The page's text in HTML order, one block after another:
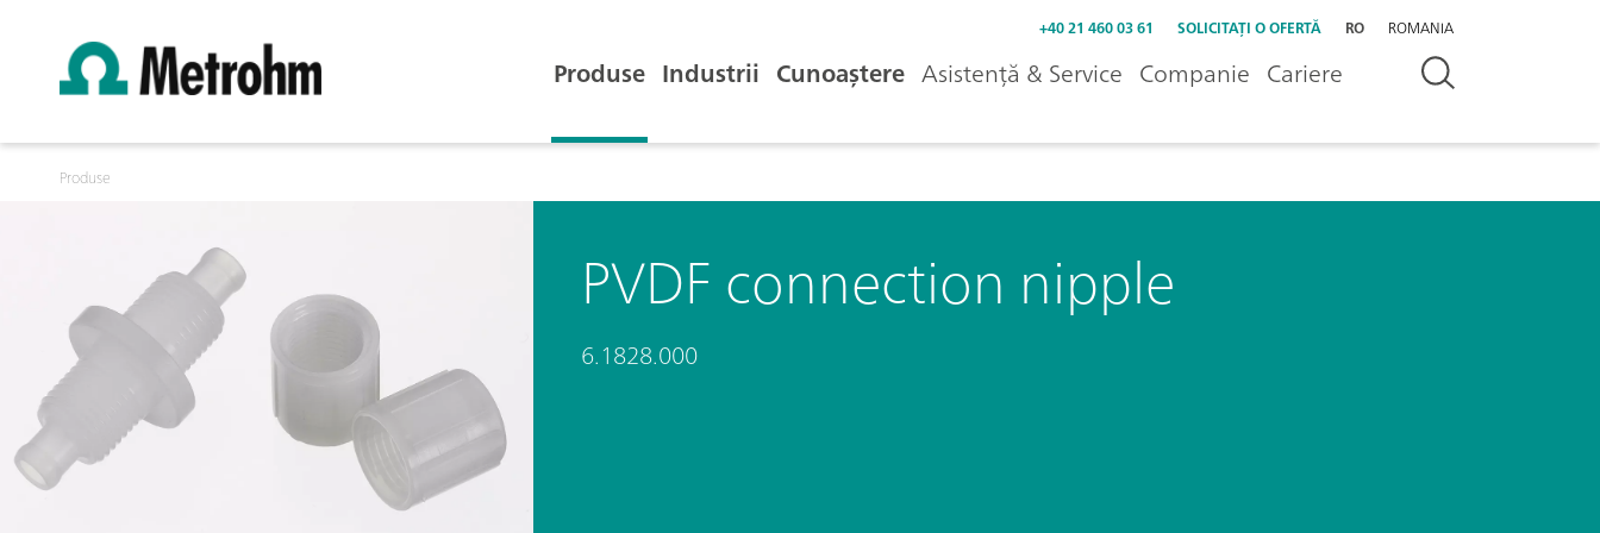
+40 21 460 03 61 SOLICITAȚI O OFERTĂ RO ROMANIA
Produse Industrii Cunoaștere Asistență & Service Companie Cariere
Produse
PVDF connection nipple
6.1828.000